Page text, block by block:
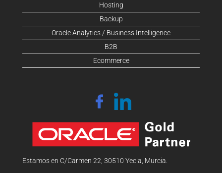
Hosting
Backup
Oracle Analytics / Business Intelligence
B2B
Ecommerce
Estamos en C/Carmen 22, 30510 Yecla, Murcia.